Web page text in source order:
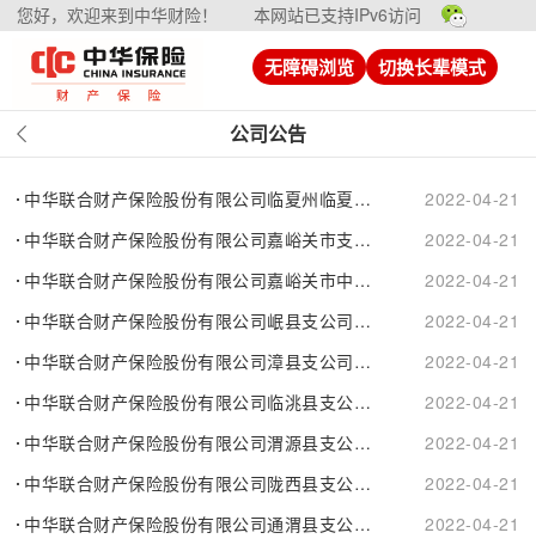
您好，欢迎来到中华财险！ 本网站已支持IPv6访问
无障碍浏览 切换长辈模式
公司公告
中华联合财产保险股份有限公司临夏州临夏市支公司换证公告
2022-04-21
中华联合财产保险股份有限公司嘉峪关市支公司换证公告
2022-04-21
中华联合财产保险股份有限公司嘉峪关市中心支公司换证公告
2022-04-21
中华联合财产保险股份有限公司岷县支公司换证公告
2022-04-21
中华联合财产保险股份有限公司漳县支公司换证公告
2022-04-21
中华联合财产保险股份有限公司临洮县支公司换证公告
2022-04-21
中华联合财产保险股份有限公司渭源县支公司换证公告
2022-04-21
中华联合财产保险股份有限公司陇西县支公司换证公告
2022-04-21
中华联合财产保险股份有限公司通渭县支公司换证公告
2022-04-21